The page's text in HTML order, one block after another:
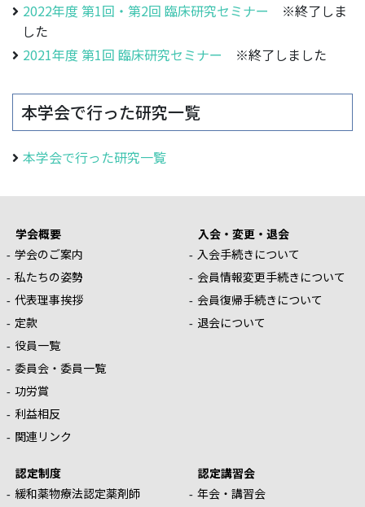
2022年度 第1回・第2回 臨床研究セミナー ※終了しま
した
2021年度 第1回 臨床研究セミナー ※終了しました
本学会で行った研究一覧
本学会で行った研究一覧
学会概要
学会のご案内
私たちの姿勢
代表理事挨拶
定款
役員一覧
委員会・委員一覧
功労賞
利益相反
関連リンク
入会・変更・退会
入会手続きについて
会員情報変更手続きについて
会員復帰手続きについて
退会について
認定制度
緩和薬物療法認定薬剤師
認定講習会
年会・講習会